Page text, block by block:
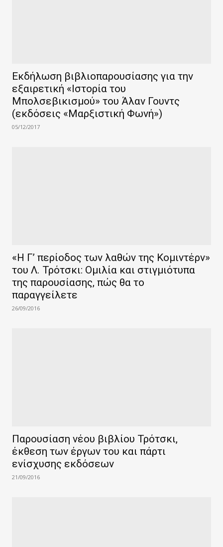
Εκδήλωση βιβλιοπαρουσίασης για την
εξαιρετική «Ιστορία του
Μπολσεβικισμού» του Άλαν Γουντς
(εκδόσεις «Μαρξιστική Φωνή»)
05/12/2017
«Η Γ’ περίοδος των λαθών της Κομιντέρν»
του Λ. Τρότσκι: Ομιλία και στιγμιότυπα
της παρουσίασης, πώς θα το
παραγγείλετε
26/09/2016
Παρουσίαση νέου βιβλίου Τρότσκι,
έκθεση των έργων του και πάρτι
ενίσχυσης εκδόσεων
21/09/2016